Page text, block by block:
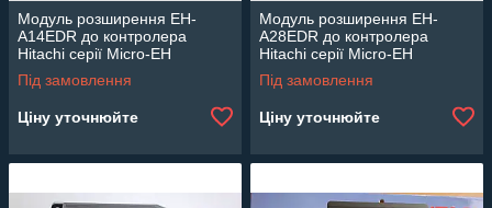
Модуль розширення EH-
A14EDR до контролера
Hitachi серії Micro-EH
Під замовлення
Ціну уточнюйте
Модуль розширення EH-
A28EDR до контролера
Hitachi серії Micro-EH
Під замовлення
Ціну уточнюйте